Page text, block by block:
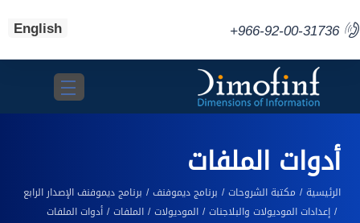
+966-92-00-31736
English
Toggle navigation
أدوات الملفات
الرئيسية مكتبة الشروحات برنامج ديموفنف
برنامج ديموفنف الإصدار الرابع
إعدادات الموديولات والبلاجنات الموديولات الملفات أدوات الملفات